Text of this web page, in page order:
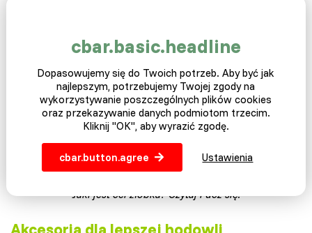
które stale rosną. Gałęzie jabłoni lub wiśni posłużą również
Jaki jest cel żłóbka? Czytaj i ucz się.
cbar.basic.headline
Dopasowujemy się do Twoich potrzeb. Aby być jak
najlepszym, potrzebujemy Twojej zgody na
wykorzystywanie poszczególnych plików cookies
oraz przekazywanie danych podmiotom trzecim.
Kliknij "OK", aby wyrazić zgodę.
cbar.button.agree Ustawienia